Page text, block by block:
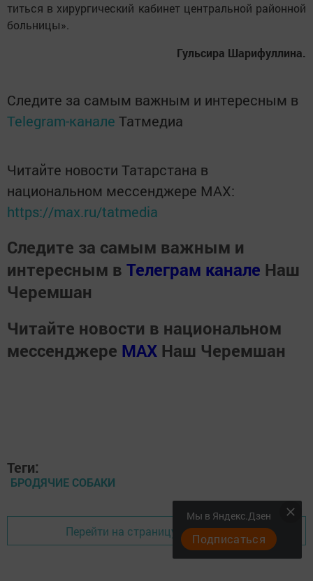
тить­ся в хи­рур­ги­чес­кий ка­би­нет цент­раль­ной ра­йон­ной
боль­ни­цы».
Гуль­си­ра Ша­ри­фул­ли­на.
Следите за самым важным и интересным в
Telegram-канале Татмедиа
Читайте новости Татарстана в
национальном мессенджере MАХ:
https://max.ru/tatmedia
Следите за самым важным и
интересным в Телеграм канале Наш
Черемшан
Читайте новости в национальном
мессенджере MАХ Наш Черемшан
Теги:
БРОДЯЧИЕ СОБАКИ
Перейти на страницу новости
Мы в Яндекс.Дзен
Подписаться